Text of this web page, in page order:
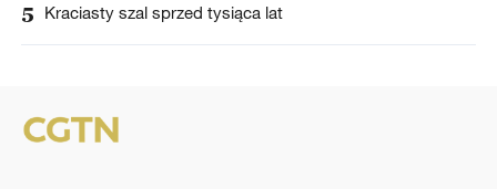
5 Kraciasty szal sprzed tysiąca lat